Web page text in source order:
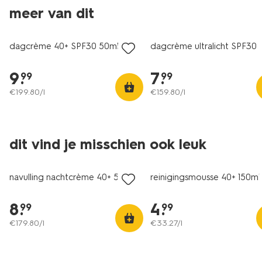
meer van dit
vegan
dagcrème 40+ SPF30 50ml
9.
99
€199.80/l
dagcrème ultralicht SPF30
7.
99
€159.80/l
dit vind je misschien ook leuk
vegan
navulling nachtcrème 40+ 50ml
8.
99
€179.80/l
vegan
reinigingsmousse 40+ 150ml
4.
99
€33.27/l